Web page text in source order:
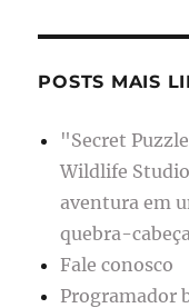
POSTS MAIS
"Secret
Wildlife
aventura em
quebra-
Fale conosco
Programador